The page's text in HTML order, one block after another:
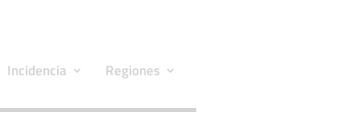
Incidencia Regiones